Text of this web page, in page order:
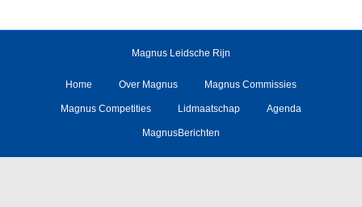
Magnus Leidsche Rijn
Home Over Magnus Magnus Commissies
Magnus Competities Lidmaatschap Agenda
MagnusBerichten